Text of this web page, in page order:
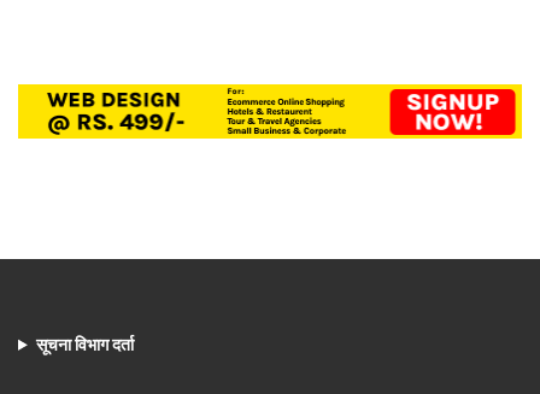
सूचना विभाग दर्ता